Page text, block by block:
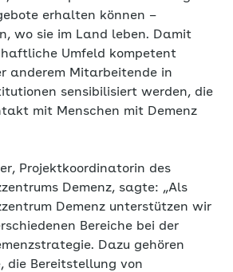
erhalten können –
wo sie im Land leben. Damit
Umfeld kompetent
anderem Mitarbeitende in
sensibilisiert werden, die
mit Menschen mit Demenz
Projektkoordinatorin des
Demenz, sagte: „Als
Demenz unterstützen wir
Bereiche bei der
Dazu gehören
die Bereitstellung von